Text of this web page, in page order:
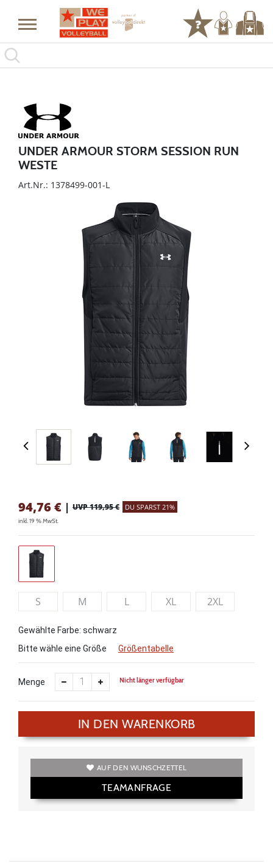
UNDER ARMOUR STORM SESSION RUN
WESTE
Art.Nr.: 1378499-001-L
94,76 € | UVP 119,95 € DU SPARST 21%
inkl. 19 % MwSt.
S M L XL 2XL
Gewählte Farbe: schwarz
Bitte wähle eine Größe
Größentabelle
Menge Nicht länger verfügbar
IN DEN WARENKORB
AUF DEN WUNSCHZETTEL
TEAMANFRAGE